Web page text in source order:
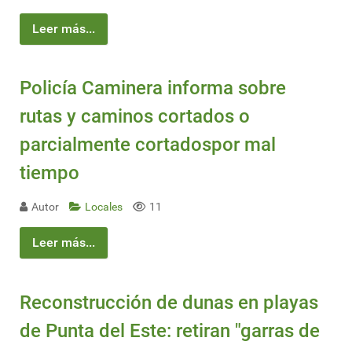
Leer más...
Policía Caminera informa sobre
rutas y caminos cortados o
parcialmente cortadospor mal
tiempo
Autor Locales 11
Leer más...
Reconstrucción de dunas en playas
de Punta del Este: retiran "garras de